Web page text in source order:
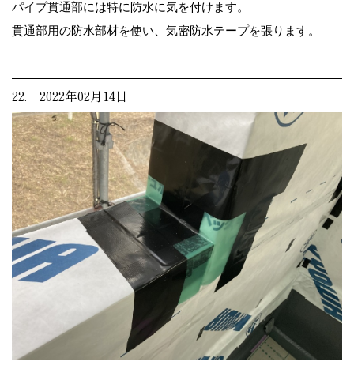
パイプ貫通部には特に防水に気を付けます。
貫通部用の防水部材を使い、気密防水テープを張ります。
22. 2022年02月14日